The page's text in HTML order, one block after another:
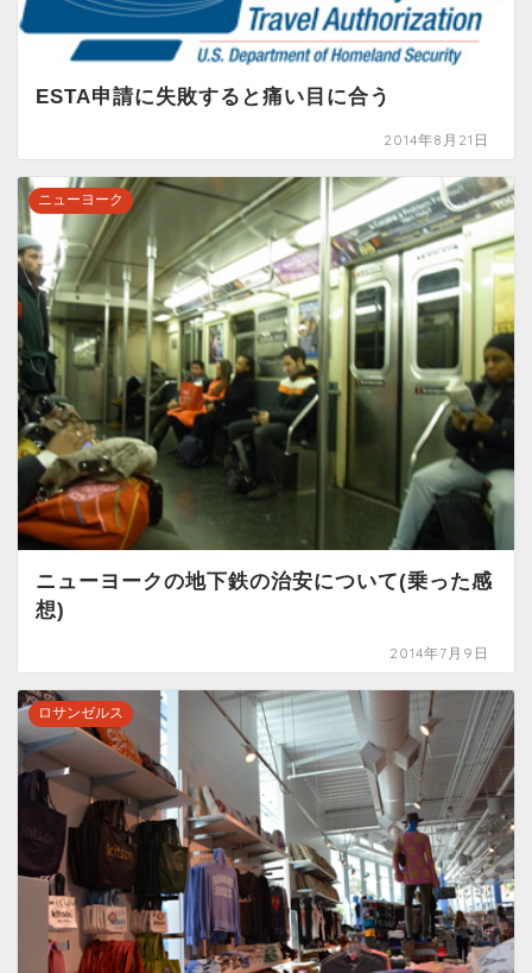
ESTA申請に失敗すると痛い目に合う
2014年8月21日
ニューヨーク
ニューヨークの地下鉄の治安について(乗った感
想)
2014年7月9日
ロサンゼルス